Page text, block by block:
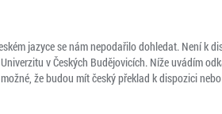
jazyce se nám nepodařilo dohledat. Není k
v Českých Budějovicích. Níže uvádím
že budou mít český překlad k dispozici